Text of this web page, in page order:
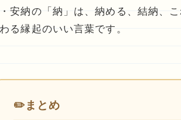
安納の「納」は、納める、結納、
る縁起のいい言葉です。
✏️まとめ